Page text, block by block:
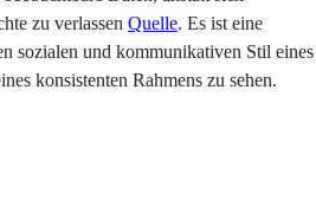
zu verlassen Quelle. Es ist eine
sozialen und kommunikativen Stil eines
konsistenten Rahmens zu sehen.